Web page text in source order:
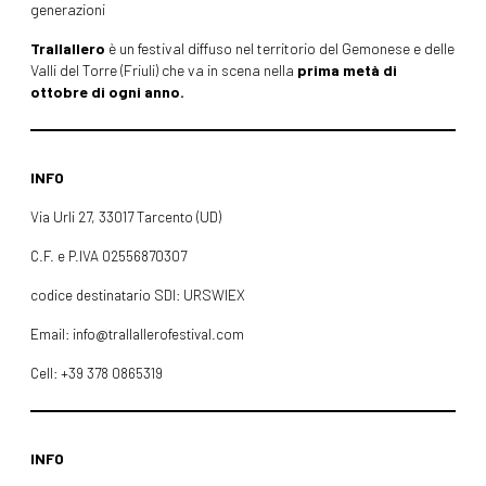
generazioni
Trallallero è un festival diffuso nel territorio del Gemonese e delle
Valli del Torre (Friuli) che va in scena nella prima metà di
ottobre di ogni anno.
INFO
Via Urli 27, 33017 Tarcento (UD)
C.F. e P.IVA 02556870307
codice destinatario SDI: URSWIEX
Email: info@trallallerofestival.com
Cell: +39 378 0865319
INFO